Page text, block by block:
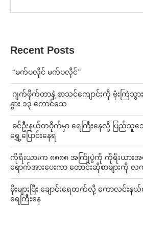
Recent Posts
⁨ ⁨“မက်ပလိုင် မက်ပလိုင်”
ဂျက်ဖိုက်တာနဲ့ စာသင်ကျောင်းကို ဗုံးကြဲသွား
နွား ၁၃ ကောင်သေ
ခင်ဦးနယ်တဝိုက်မှာ ရေကြီးနေလို့ ပြည်သူသ
ရွှေ့ပြောင်းနေရ
ကိုရီးယားက ၈၈၈၈ အကြိုပွဲကို ကိုရီးယ
ရောက်အားပေးကာ တောင်းဆိုစာများကို
မိုးများပြီး ချောင်းရေတက်လို့ ကောလင်းနယ်
ရေကြီးနေ